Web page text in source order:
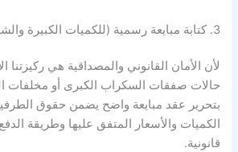
3. كتابة مبايعة رسمية (للكميات الكبيرة والشركات)
لأن الأمان القانوني والمصداقية هي ركيزتنا
حالات صفقات السكراب الكبرى أو مخلفات
بتحرير عقد مبايعة واضح يضمن حقوق
الكميات والأسعار المتفق عليها وطريقة
قانونية.